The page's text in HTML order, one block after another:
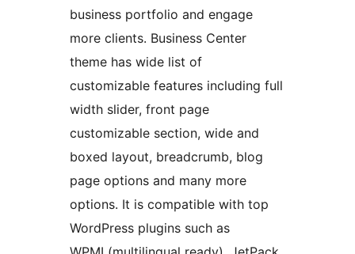
business portfolio and engage
more clients. Business Center
theme has wide list of
customizable features including full
width slider, front page
customizable section, wide and
boxed layout, breadcrumb, blog
page options and many more
options. It is compatible with top
WordPress plugins such as